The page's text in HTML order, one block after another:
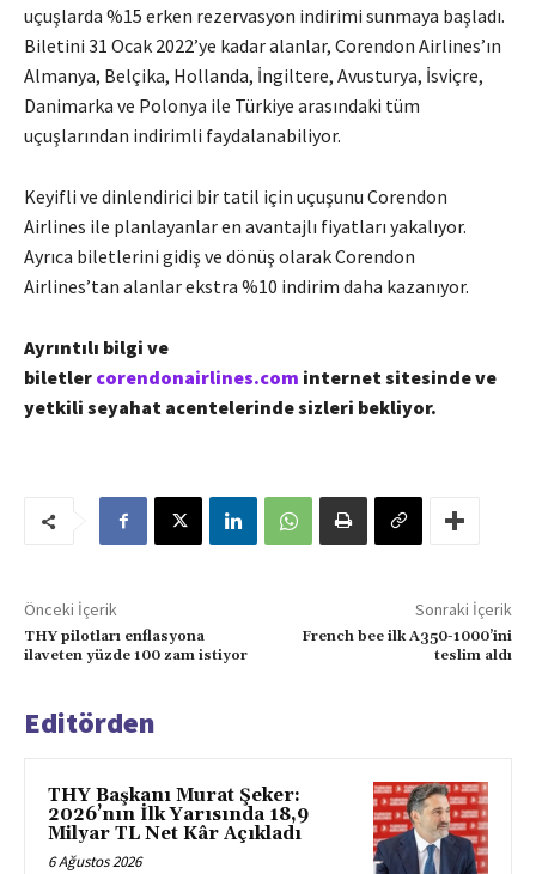
uçuşlarda %15 erken rezervasyon indirimi sunmaya başladı.
Biletini 31 Ocak 2022’ye kadar alanlar, Corendon Airlines’ın
Almanya, Belçika, Hollanda, İngiltere, Avusturya, İsviçre,
Danimarka ve Polonya ile Türkiye arasındaki tüm
uçuşlarından indirimli faydalanabiliyor.
Keyifli ve dinlendirici bir tatil için uçuşunu Corendon
Airlines ile planlayanlar en avantajlı fiyatları yakalıyor.
Ayrıca biletlerini gidiş ve dönüş olarak Corendon
Airlines’tan alanlar ekstra %10 indirim daha kazanıyor.
Ayrıntılı bilgi ve
biletler corendonairlines.com internet sitesinde ve
yetkili seyahat acentelerinde sizleri bekliyor.
Önceki İçerik
THY pilotları enflasyona
ilaveten yüzde 100 zam istiyor
Sonraki İçerik
French bee ilk A350-1000’ini
teslim aldı
Editörden
THY Başkanı Murat Şeker:
2026’nın İlk Yarısında 18,9
Milyar TL Net Kâr Açıkladı
6 Ağustos 2026